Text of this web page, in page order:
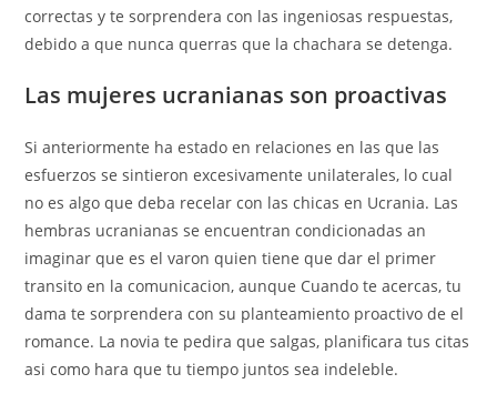
correctas y te sorprendera con las ingeniosas respuestas,
debido a que nunca querras que la chachara se detenga.
Las mujeres ucranianas son proactivas
Si anteriormente ha estado en relaciones en las que las
esfuerzos se sintieron excesivamente unilaterales, lo cual
no es algo que deba recelar con las chicas en Ucrania. Las
hembras ucranianas se encuentran condicionadas an
imaginar que es el varon quien tiene que dar el primer
transito en la comunicacion, aunque Cuando te acercas, tu
dama te sorprendera con su planteamiento proactivo de el
romance. La novia te pedira que salgas, planificara tus citas
asi­ como hara que tu tiempo juntos sea indeleble.